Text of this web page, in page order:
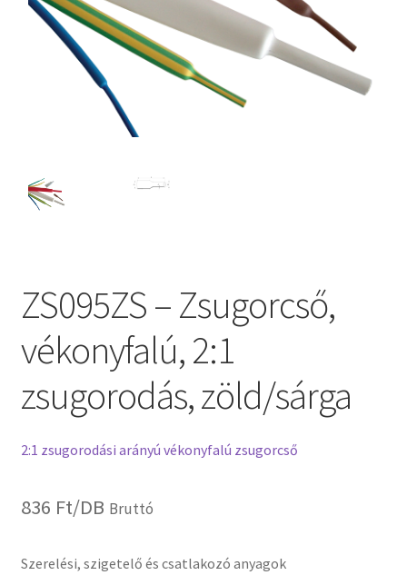
ZS095ZS – Zsugorcső,
vékonyfalú, 2:1
zsugorodás, zöld/sárga
2:1 zsugorodási arányú vékonyfalú zsugorcső
836 Ft/DB Bruttó
Szerelési, szigetelő és csatlakozó anyagok